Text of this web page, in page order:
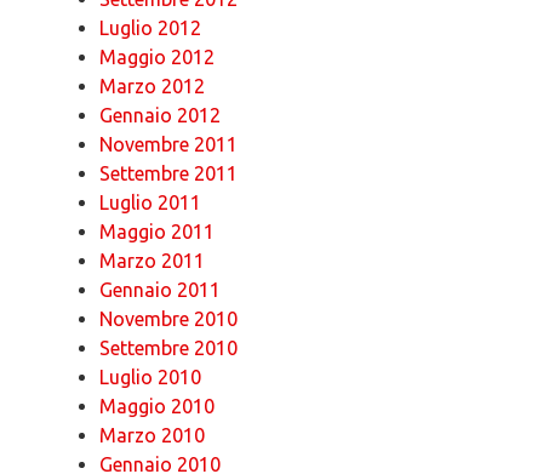
Luglio 2012
Maggio 2012
Marzo 2012
Gennaio 2012
Novembre 2011
Settembre 2011
Luglio 2011
Maggio 2011
Marzo 2011
Gennaio 2011
Novembre 2010
Settembre 2010
Luglio 2010
Maggio 2010
Marzo 2010
Gennaio 2010